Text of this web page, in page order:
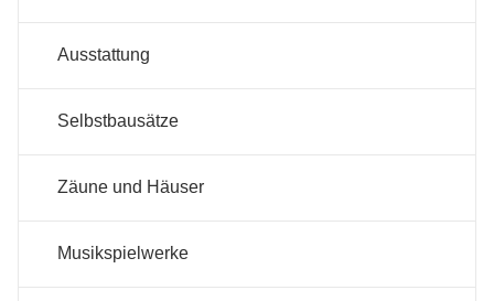
Ausstattung
Selbstbausätze
Zäune und Häuser
Musikspielwerke